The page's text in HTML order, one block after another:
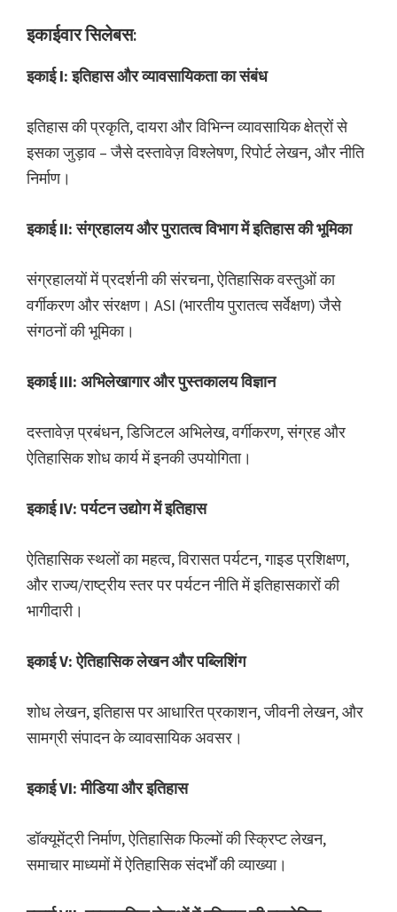
इकाईवार सिलेबस:
इकाई I: इतिहास और व्यावसायिकता का संबंध
इतिहास की प्रकृति, दायरा और विभिन्न व्यावसायिक क्षेत्रों से
इसका जुड़ाव – जैसे दस्तावेज़ विश्लेषण, रिपोर्ट लेखन, और नीति
निर्माण।
इकाई II: संग्रहालय और पुरातत्व विभाग में इतिहास की भूमिका
संग्रहालयों में प्रदर्शनी की संरचना, ऐतिहासिक वस्तुओं का
वर्गीकरण और संरक्षण। ASI (भारतीय पुरातत्व सर्वेक्षण) जैसे
संगठनों की भूमिका।
इकाई III: अभिलेखागार और पुस्तकालय विज्ञान
दस्तावेज़ प्रबंधन, डिजिटल अभिलेख, वर्गीकरण, संग्रह और
ऐतिहासिक शोध कार्य में इनकी उपयोगिता।
इकाई IV: पर्यटन उद्योग में इतिहास
ऐतिहासिक स्थलों का महत्व, विरासत पर्यटन, गाइड प्रशिक्षण,
और राज्य/राष्ट्रीय स्तर पर पर्यटन नीति में इतिहासकारों की
भागीदारी।
इकाई V: ऐतिहासिक लेखन और पब्लिशिंग
शोध लेखन, इतिहास पर आधारित प्रकाशन, जीवनी लेखन, और
सामग्री संपादन के व्यावसायिक अवसर।
इकाई VI: मीडिया और इतिहास
डॉक्यूमेंट्री निर्माण, ऐतिहासिक फिल्मों की स्क्रिप्ट लेखन,
समाचार माध्यमों में ऐतिहासिक संदर्भों की व्याख्या।